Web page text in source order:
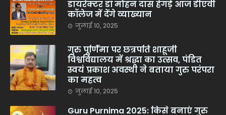
डायरेक्टर डॉ मोहन दास हेगड़े आज डीएवी
कॉलेज में देंगे व्याख्यान
जुलाई 10, 2025
गुरु पूर्णिमा पर छत्रपति शाहूजी
विश्वविद्यालय में श्रद्धा का उत्सव, पंडित
स्वयं प्रकाश अवस्थी ने बताया गुरु परंपरा
का महत्व
जुलाई 10, 2025
Guru Purnima 2025: किसे बनाएं गुरु